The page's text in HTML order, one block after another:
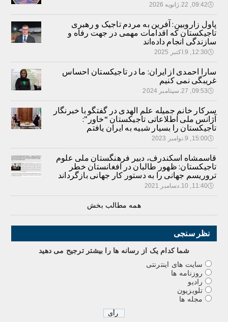
🕔09:42, 22.ژانویه 2026
پاول زاروبین: آفرین به مردم تاجیک و رهبری
تاجیکستان که اقدامات مهمی در جهت رفاه و
سازندگی انجام داده‌اند
🕔12:30, 9.اکتبر 2025
سارا احمدی از ایران: ما در تاجیکستان احساس
غریبگی نمی کنیم
🕔09:53, 27.سپتامبر 2024
سرکار خانم جمیله علم الهدی در گفتگو با خبرنگار
آژانس ملی اطلاعاتی تاجیکستان “خاور”:
تاجیکستان را بسیار شبیه به ایران یافتم
🕔15:00, 9.نوامبر 2023
قاسمشاه اسکندرف، دبیر فرهنگستان ملی علوم
تاجیکستان: ظهور طالبان در افغانستان خطر
تروریسم جهانی را به دستور کار جهانی بازگرداند
🕔11:40, 10.دسامبر 2021
همه مطالب بخش
نظر سنجی
شما کدام يک از رسانه ها را بيشتر ترجيح می دهيد
سایت های اینترنتی
روزنامه ها
رادیو
تلویزیون
مجله ها